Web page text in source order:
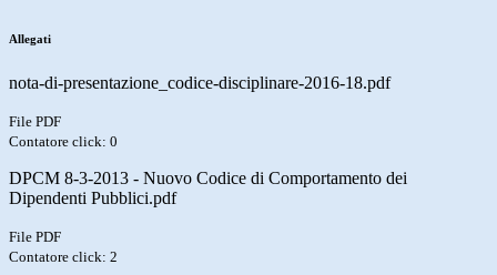
Allegati
nota-di-presentazione_codice-disciplinare-2016-18.pdf
File PDF
Contatore click: 0
DPCM 8-3-2013 - Nuovo Codice di Comportamento dei
Dipendenti Pubblici.pdf
File PDF
Contatore click: 2